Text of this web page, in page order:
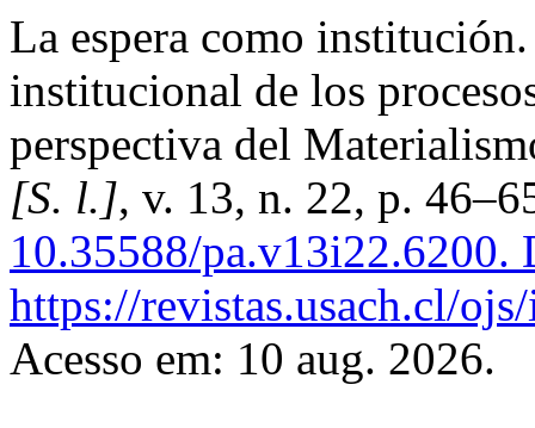
La espera como
institucional de los
perspectiva del
[S. l.], v. 13, n. 22, p.
10.35588/pa.v13i22.6200.
https://revistas.usach.cl/
Acesso em: 10 aug. 2026.